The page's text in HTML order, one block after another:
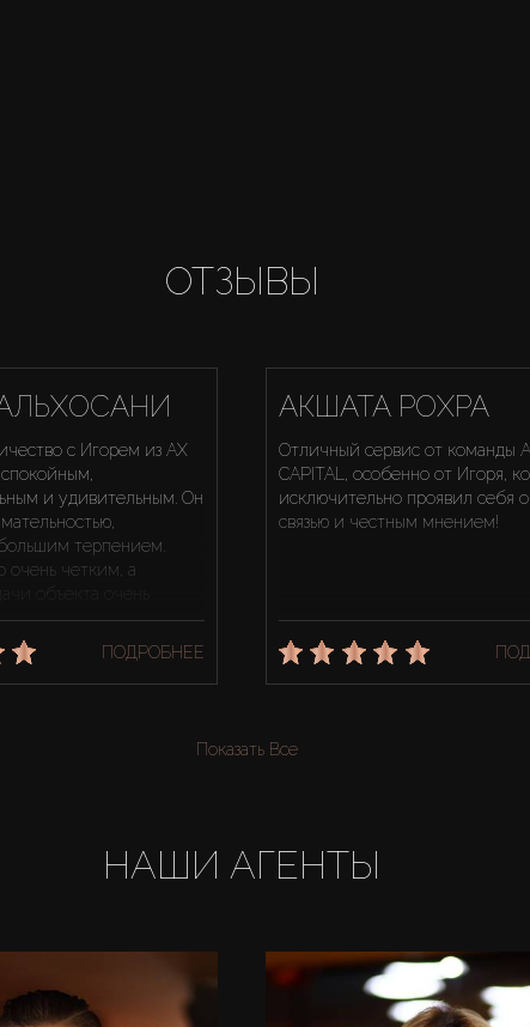
ОТЗЫВЫ
с Игорем из AX
и удивительным. Он
терпением.
четким, а
недвижимость в
с 2010 года, и, честно
такой опыт впервые,
рекомендую
ПОДРОБНЕЕ
АКШАТА РОХРА
Отличный сервис от команды
CAPITAL, особенно от Игоря,
исключительно проявил себя
связью и честным мнением!
Показать Все
НАШИ АГЕНТЫ